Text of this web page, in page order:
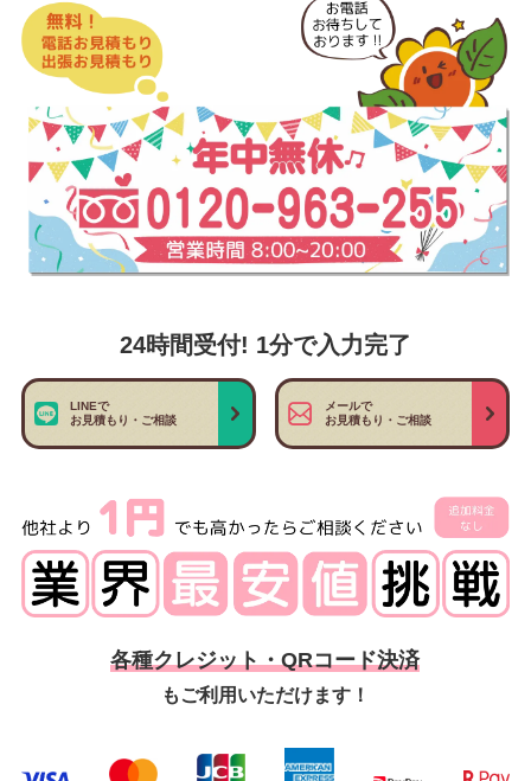
24時間受付! 1分で入力完了
LINEで
お見積もり・ご相談
メールで
お見積もり・ご相談
各種クレジット・QRコード決済
もご利用いただけます！